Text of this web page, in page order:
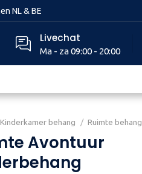
NL & BE
Livechat
Ma - za 09:00 - 20:00
Kinderkamer behang / Ruimte behang
Avontuur